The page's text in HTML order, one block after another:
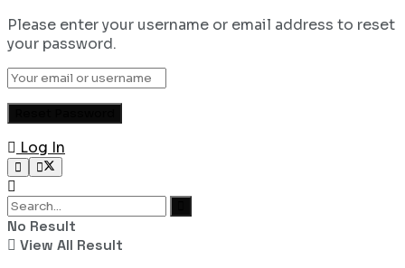
Please enter your username or email address to reset
your password.
Log In
No Result
View All Result